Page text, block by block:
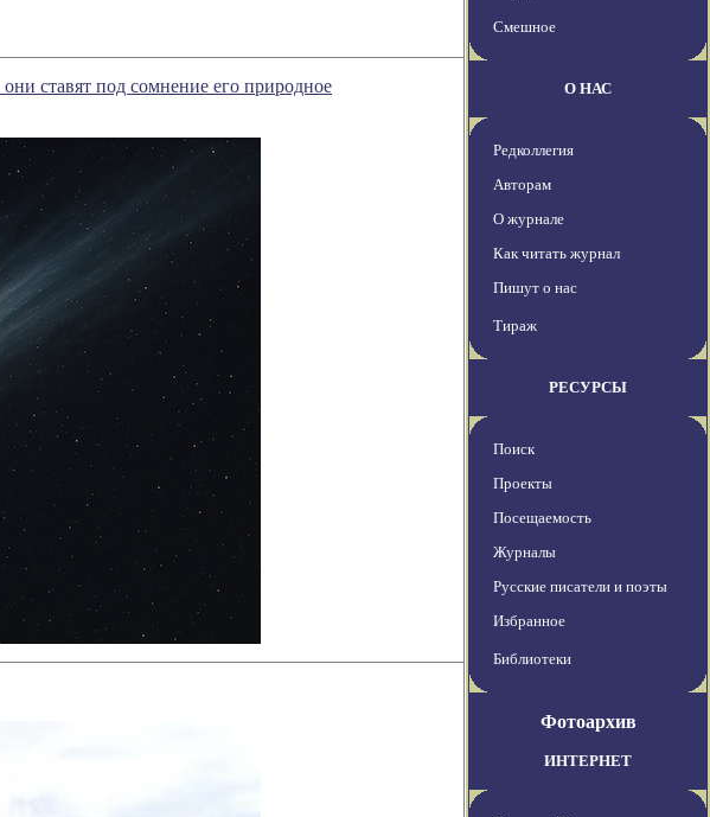
ставят под сомнение его природное
Смешное
О НАС
Редколлегия
Авторам
О журнале
Как читать журнал
Пишут о нас
Тираж
РЕСУРСЫ
Поиск
Проекты
Посещаемость
Журналы
Русские писатели и поэты
Избранное
Библиотеки
Фотоархив
ИНТЕРНЕТ